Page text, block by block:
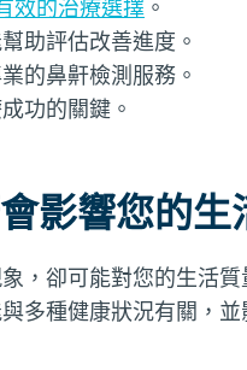
效的治療選擇 。
助評估改善進度。
的鼻鼾檢測服務。
功的關鍵。
影響您的生
，卻可能對您的生活
多種健康狀況有關，